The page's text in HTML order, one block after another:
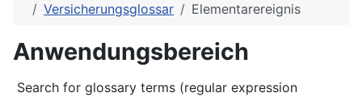
Versicherungsglossar
Elementarereignis
Anwendungsbereich
Search for glossary terms (regular expression